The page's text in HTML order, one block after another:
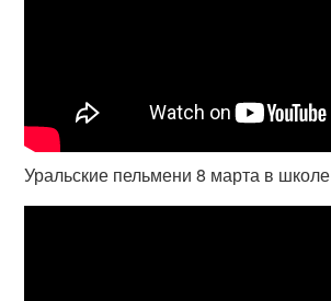
Уральские пельмени 8 марта в школе